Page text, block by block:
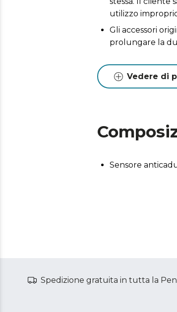
utilizzo
Gli accessori
prolungare la
Vedere di
Sensore
Spedizione gratuita in tutta la